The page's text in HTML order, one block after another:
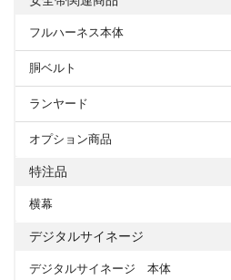
フルハーネス本体
胴ベルト
ランヤード
オプション商品
特注品
横幕
デジタルサイネージ
デジタルサイネージ 本体